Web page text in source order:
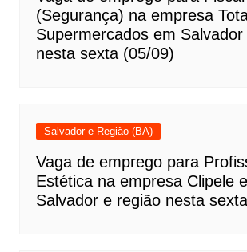
(Segurança) na empresa
Supermercados em
nesta sexta (05/09)
Salvador e Região (BA)
Vaga de emprego para
Estética na empresa Clipele
Salvador e região nesta